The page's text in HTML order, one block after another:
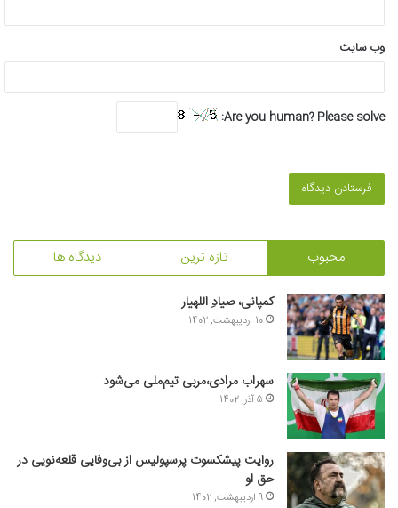
وب‌ سایت
Are you human? Please solve:
محبوب تازه ترین دیدگاه ها
کمپانی، صیادِ اللهیار
10 اردیبهشت, 1402
سهراب مرادی،مربی تیم‌ملی می‌شود
5 آذر, 1402
روایت پیشکسوت پرسپولیس از بی‌وفایی قلعه‌نویی در
حق او
9 اردیبهشت, 1402